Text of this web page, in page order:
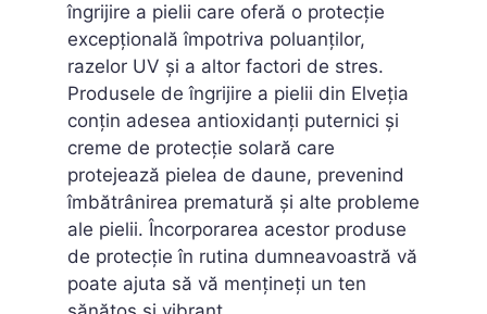
îngrijire a pielii care oferă o protecție
excepțională împotriva poluanților,
razelor UV și a altor factori de stres.
Produsele de îngrijire a pielii din Elveția
conțin adesea antioxidanți puternici și
creme de protecție solară care
protejează pielea de daune, prevenind
îmbătrânirea prematură și alte probleme
ale pielii. Încorporarea acestor produse
de protecție în rutina dumneavoastră vă
poate ajuta să vă mențineți un ten